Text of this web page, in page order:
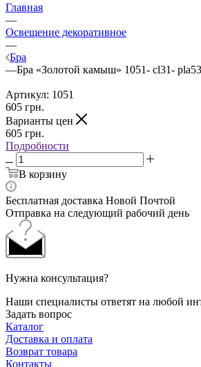
Главная
—
Освещение декоративное
—
Бра
—Бра «Золотой камыш» 1051- cl31-
Артикул: 1051
605 грн.
Варианты цен
605 грн.
Подробности
В корзину
Бесплатная доставка Новой Почтой
Отправка на следующий рабочий день
Нужна консультация?
Наши специалисты ответят на любой
Задать вопрос
Каталог
Доставка и оплата
Возврат товара
Контакты